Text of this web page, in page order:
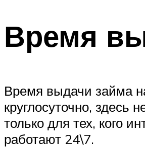
Время
Время выдачи займа
круглосуточно, здесь
только для тех, кого
работают 24\7.